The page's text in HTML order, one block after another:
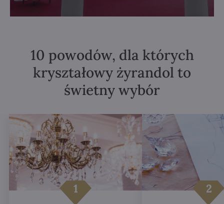
10 powodów, dla których
kryształowy żyrandol to
świetny wybór